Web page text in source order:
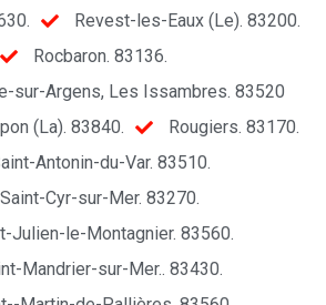
Revest-les-Eaux (Le). 83200.
Rocbaron. 83136.
sur-Argens, Les Issambres. 83520
(La). 83840.
Rougiers. 83170.
Antonin-du-Var. 83510.
Saint-Cyr-sur-Mer. 83270.
Julien-le-Montagnier. 83560.
Mandrier-sur-Mer.. 83430.